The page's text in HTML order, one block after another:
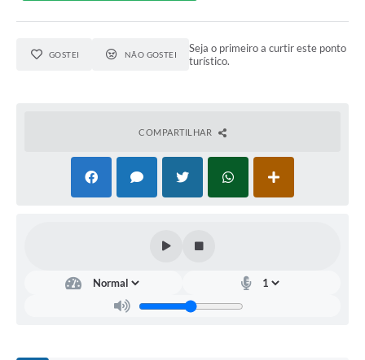
Contas Públicas
Telefones Úteis
Diário Oficial
GOSTEI NÃO GOSTEI
Seja o primeiro a curtir este ponto
turístico.
COMPARTILHAR